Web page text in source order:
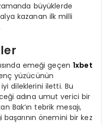
büyüklerde
kazanan ilk milli
emeği geçen 1xbet
yüzücünün
dileklerini iletti. Bu
adına umut verici bir
Bak’ın tebrik mesajı,
önemini bir kez